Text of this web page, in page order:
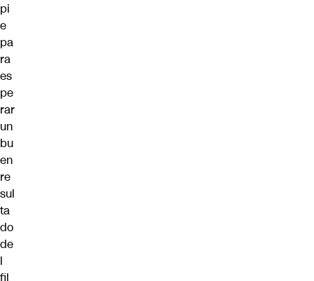
pi
e
pa
ra
es
pe
rar
un
bu
en
re
sul
ta
do
de
l
fil